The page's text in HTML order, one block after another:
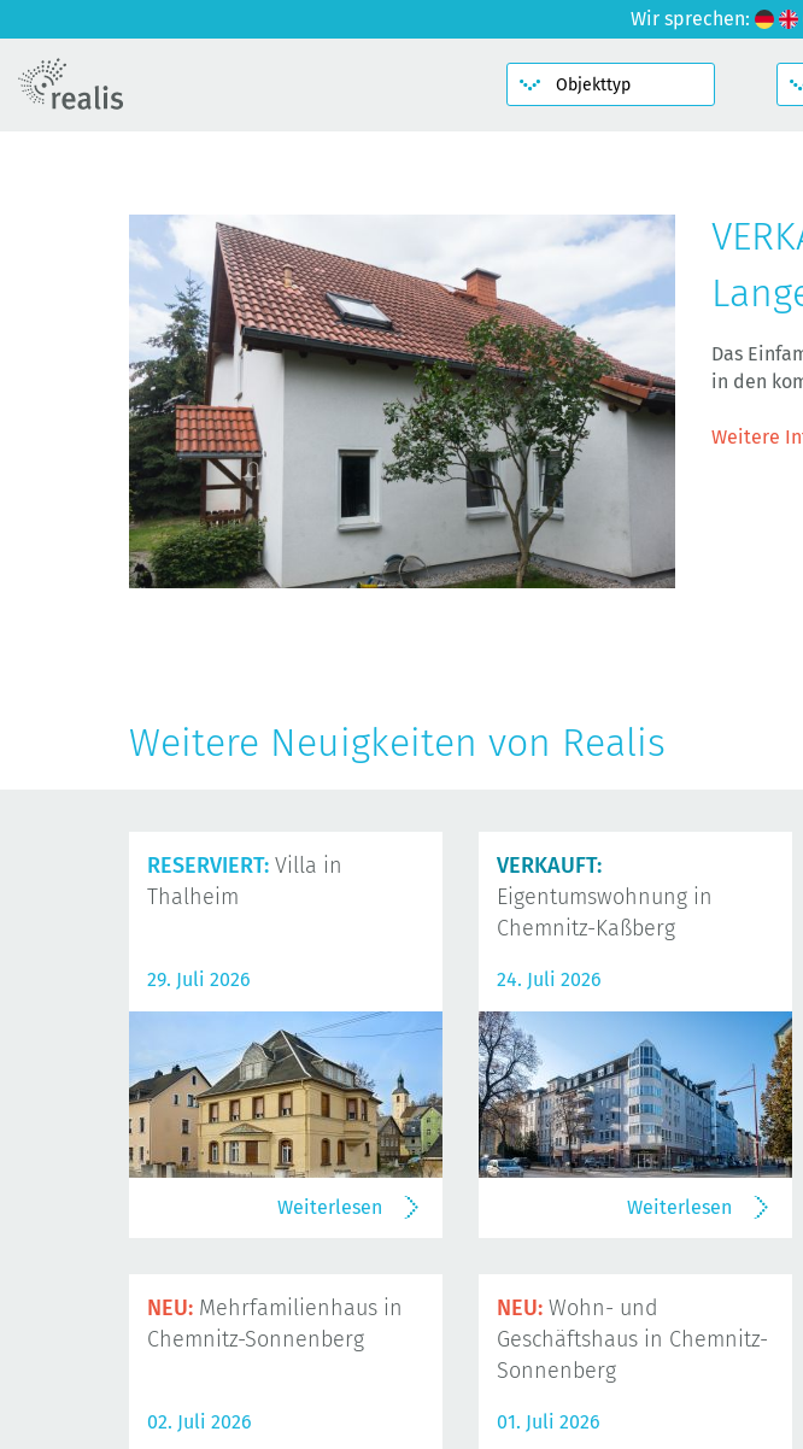
Wir sprechen:
Das
in den
Weitere
Weitere Neuigkeiten von Realis
RESERVIERT: Villa in
Thalheim
29. Juli 2026
Weiterlesen
VERKAUFT:
Eigentumswohnung in
Chemnitz-Kaßberg
24. Juli 2026
Weiterlesen
NEU: Mehrfamilienhaus in
Chemnitz-Sonnenberg
02. Juli 2026
NEU: Wohn- und
Geschäftshaus in Chemnitz-
Sonnenberg
01. Juli 2026